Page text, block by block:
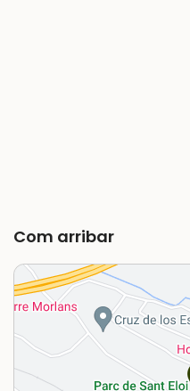
Com arribar